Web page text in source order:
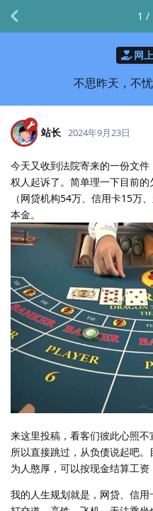
网
不思昨天，不
1 /
站长 2024年9月23日
今天又收到法院寄来的一份文
权人起诉了。简单理一下目前
（网贷机构54万、信用卡15万
本金。
来这里投稿，看客们彼此心照不
所以直接跳过，从负债说起吧
为人憨厚，可以按现金结算工资
我的人生规划就是，网贷、信